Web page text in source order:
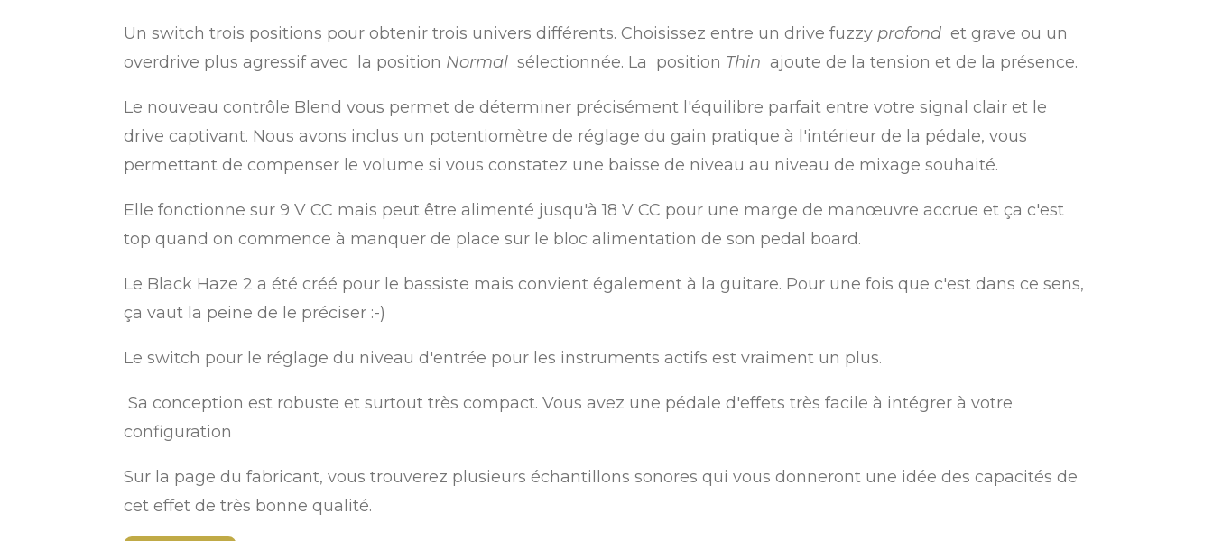
Un switch trois positions pour obtenir trois univers différents. Choisissez entre un drive fuzzy profond et grave ou un
overdrive plus agressif avec la position Normal sélectionnée. La position Thin ajoute de la tension et de la présence.
Le nouveau contrôle Blend vous permet de déterminer précisément l'équilibre parfait entre votre signal clair et le
drive captivant. Nous avons inclus un potentiomètre de réglage du gain pratique à l'intérieur de la pédale, vous
permettant de compenser le volume si vous constatez une baisse de niveau au niveau de mixage souhaité.
Elle fonctionne sur 9 V CC mais peut être alimenté jusqu'à 18 V CC pour une marge de manœuvre accrue et ça c'est
top quand on commence à manquer de place sur le bloc alimentation de son pedal board.
Le Black Haze 2 a été créé pour le bassiste mais convient également à la guitare. Pour une fois que c'est dans ce sens,
ça vaut la peine de le préciser :-)
Le switch pour le réglage du niveau d'entrée pour les instruments actifs est vraiment un plus.
Sa conception est robuste et surtout très compact. Vous avez une pédale d'effets très facile à intégrer à votre
configuration
Sur la page du fabricant, vous trouverez plusieurs échantillons sonores qui vous donneront une idée des capacités de
cet effet de très bonne qualité.